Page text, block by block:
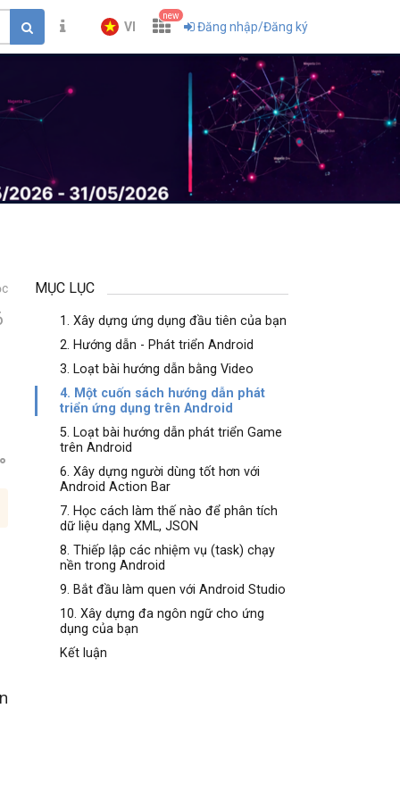
VI
new
Đăng nhập/Đăng ký
MỤC LỤC
1. Xây dựng ứng dụng đầu tiên của bạn
2. Hướng dẫn - Phát triển Android
3. Loạt bài hướng dẫn bằng Video
4. Một cuốn sách hướng dẫn phát
triển ứng dụng trên Android
5. Loạt bài hướng dẫn phát triển Game
trên Android
6. Xây dựng người dùng tốt hơn với
Android Action Bar
7. Học cách làm thế nào để phân tích
dữ liệu dạng XML, JSON
8. Thiếp lập các nhiệm vụ (task) chạy
nền trong Android
9. Bắt đầu làm quen với Android Studio
10. Xây dựng đa ngôn ngữ cho ứng
dụng của bạn
Kết luận